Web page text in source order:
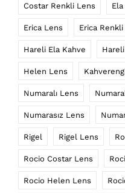
Costar Renkli Lens
Erica Lens Erica
Hareli Ela Kahve
Helen Lens
Numaralı Lens
Numarasız Lens
Rigel Rigel Lens
Rocio Costar Lens
Rocio Helen Lens